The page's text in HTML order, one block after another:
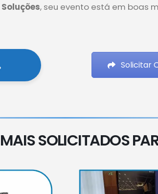
Soluções, seu evento está em boas
Solicitar
SOLICITADOS